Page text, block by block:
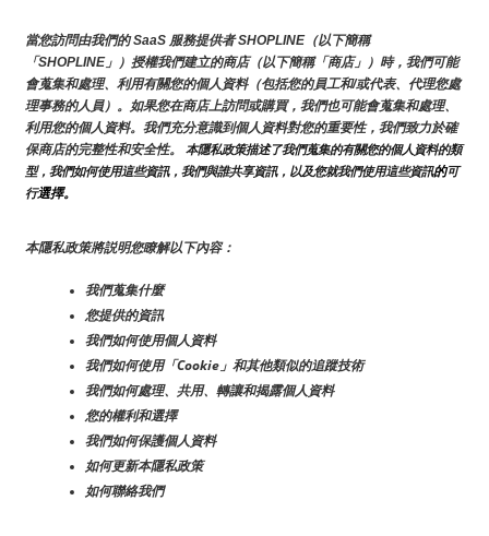
當您訪問由我們的 SaaS 服務提供者 SHOPLINE（以下簡稱
「SHOPLINE」）授權我們建立的商店（以下簡稱「商店」）時，我們可能
會蒐集和處理、利用有關您的個人資料（包括您的員工和/或代表、代理您處
理事務的人員）。如果您在商店上訪問或購買，我們也可能會蒐集和處理、
利用您的個人資料。我們充分意識到個人資料對您的重要性，我們致力於確
保商店的完整性和安全性。
本隱私政策描述了我們蒐集的有關您的個人資料的類
型，我們如何使用這些資訊，我們與誰共享資訊，以及您就我們使用這些資訊的可
行選擇。
本隱私政策將説明您瞭解以下內容：
我們蒐集什麼
您提供的資訊
我們如何使用個人資料
我們如何使用「Cookie」和其他類似的追蹤技術
我們如何處理、共用、轉讓和揭露個人資料
您的權利和選擇
我們如何保護個人資料
如何更新本隱私政策
如何聯絡我們